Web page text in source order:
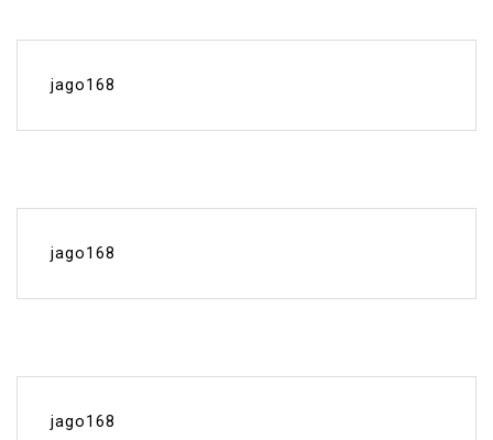
jago168
jago168
jago168